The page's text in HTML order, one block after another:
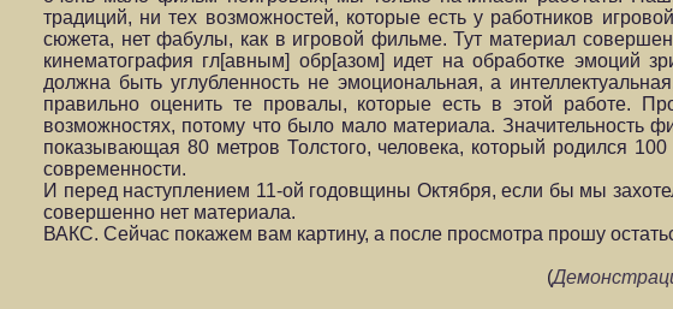
традиций, ни тех возможностей, которые есть у работников
сюжета, нет фабулы, как в игровой фильме. Тут материал
кинематография гл[авным] обр[азом] идет на обработке эмоций
должна быть углубленность не эмоциональная, а
правильно оценить те провалы, которые есть в этой работе.
возможностях, потому что было мало материала. Значительность
показывающая 80 метров Толстого, человека, который родился
современности.
И перед наступлением 11-ой годовщины Октября, если бы мы
совершенно нет материала.
ВАКС. Сейчас покажем вам картину, а после просмотра прошу
(